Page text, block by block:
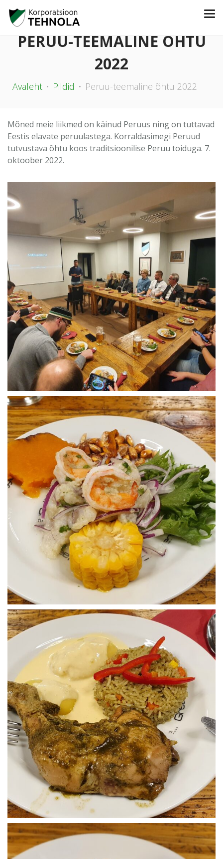
PERUU-TEEMALINE ÕHTU
2022
Avaleht Pildid Peruu-teemaline õhtu 2022
Mõned meie liikmed on käinud Peruus ning on tuttavad
Eestis elavate peruulastega. Korraldasimegi Peruud
tutvustava õhtu koos traditsioonilise Peruu toiduga. 7.
oktoober 2022.